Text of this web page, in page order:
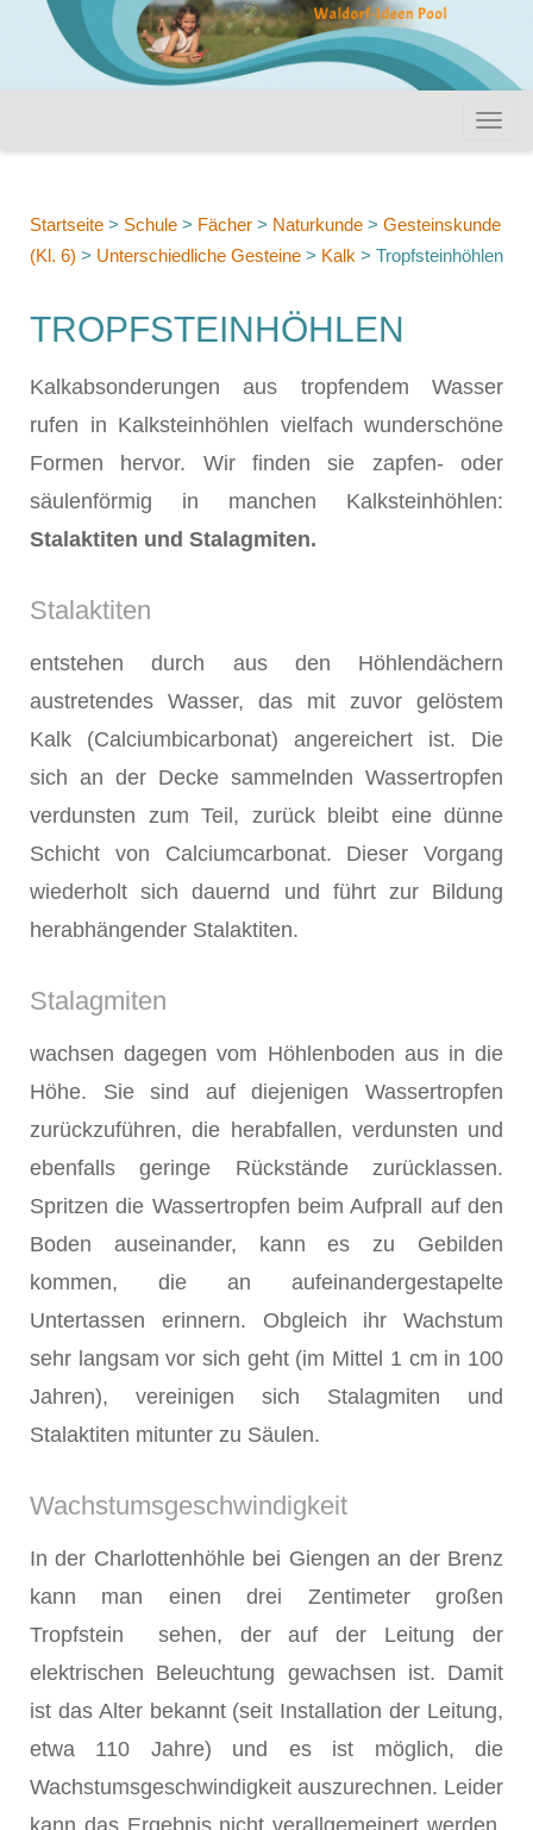
Startseite > Schule > Fächer > Naturkunde > Gesteinskunde
(Kl. 6) > Unterschiedliche Gesteine > Kalk > Tropfsteinhöhlen
TROPFSTEINHÖHLEN
Kalkabsonderungen aus tropfendem Wasser
rufen in Kalksteinhöhlen vielfach wunderschöne
Formen hervor. Wir finden sie zapfen- oder
säulenförmig in manchen Kalksteinhöhlen:
Stalaktiten und Stalagmiten.
Stalaktiten
entstehen durch aus den Höhlendächern
austretendes Wasser, das mit zuvor gelöstem
Kalk (Calciumbicarbonat) angereichert ist. Die
sich an der Decke sammelnden Wassertropfen
verdunsten zum Teil, zurück bleibt eine dünne
Schicht von Calciumcarbonat. Dieser Vorgang
wiederholt sich dauernd und führt zur Bildung
herabhängender Stalaktiten.
Stalagmiten
wachsen dagegen vom Höhlenboden aus in die
Höhe. Sie sind auf diejenigen Wassertropfen
zurückzuführen, die herabfallen, verdunsten und
ebenfalls geringe Rückstände zurücklassen.
Spritzen die Wassertropfen beim Aufprall auf den
Boden auseinander, kann es zu Gebilden
kommen, die an aufeinandergestapelte
Untertassen erinnern. Obgleich ihr Wachstum
sehr langsam vor sich geht (im Mittel 1 cm in 100
Jahren), vereinigen sich Stalagmiten und
Stalaktiten mitunter zu Säulen.
Wachstumsgeschwindigkeit
In der Charlottenhöhle bei Giengen an der Brenz
kann man einen drei Zentimeter großen
Tropfstein
sehen, der auf der Leitung der
elektrischen Beleuchtung gewachsen ist. Damit
ist das Alter bekannt (seit Installation der Leitung,
etwa 110 Jahre) und es ist möglich, die
Wachstumsgeschwindigkeit auszurechnen. Leider
kann das Ergebnis nicht verallgemeinert werden,